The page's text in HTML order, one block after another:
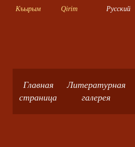
Къырым Qirim Русский
Главная
страница
Литературная
галерея